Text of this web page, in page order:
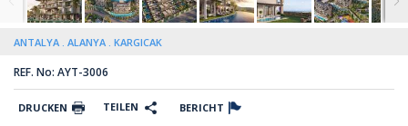
ANTALYA ALANYA KARGICAK
REF. No: AYT-3006
DRUCKEN TEILEN BERICHT